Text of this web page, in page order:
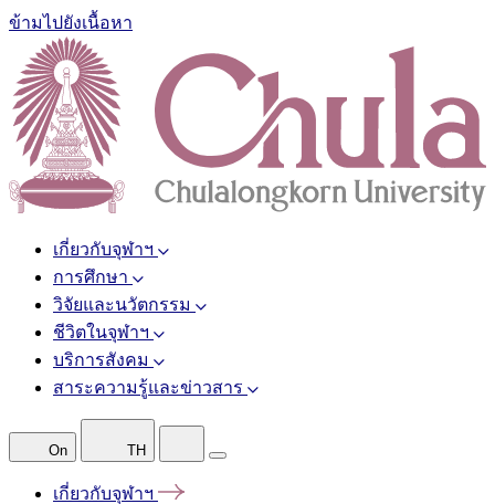
ข้ามไปยังเนื้อหา
เกี่ยวกับจุฬาฯ
การศึกษา
วิจัยและนวัตกรรม
ชีวิตในจุฬาฯ
บริการสังคม
สาระความรู้และข่าวสาร
On TH
เกี่ยวกับจุฬาฯ